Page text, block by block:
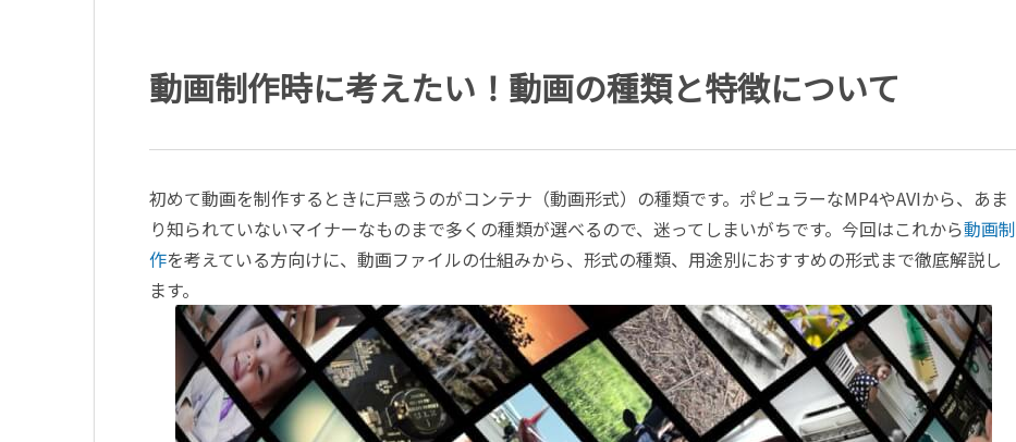
動画制作時に考えたい！動画の種類と特徴について
初めて動画を制作するときに戸惑うのがコンテナ（動画形式）の種類です。ポピュラーなMP4やAVIから、あま
り知られていないマイナーなものまで多くの種類が選べるので、迷ってしまいがちです。今回はこれから動画制
作を考えている方向けに、動画ファイルの仕組みから、形式の種類、用途別におすすめの形式まで徹底解説し
ます。